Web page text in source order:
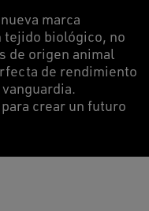
marca
tejido biológico, no
de origen animal
de rendimiento
crear un futuro